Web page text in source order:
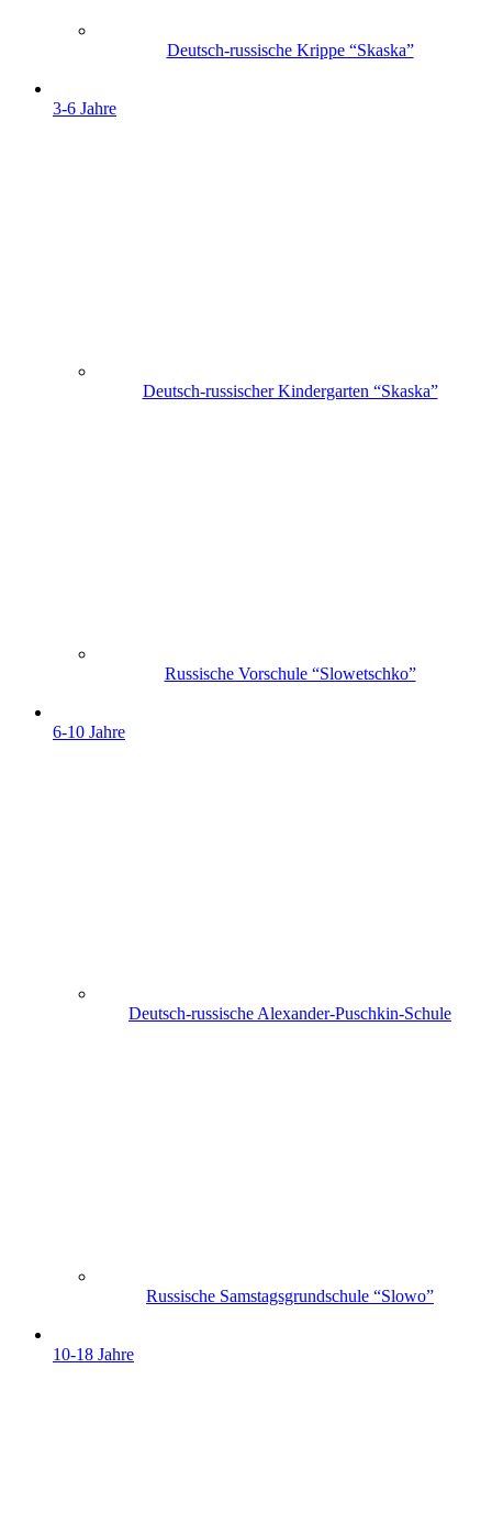
Deutsch-russische Krippe “Skaska”
3-6 Jahre
Deutsch-russischer Kindergarten “Skaska”
Russische Vorschule “Slowetschko”
6-10 Jahre
Deutsch-russische Alexander-Puschkin-Schule
Russische Samstagsgrundschule “Slowo”
10-18 Jahre